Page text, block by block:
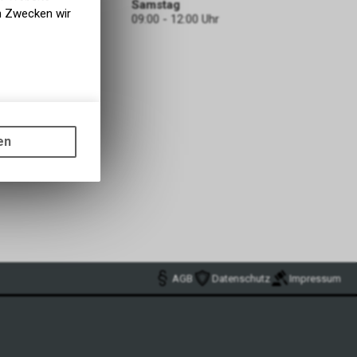
Samstag
09:00 - 12:00 Uhr
AGB Datenschutz Impressum
Zwecken wir
wie die
die